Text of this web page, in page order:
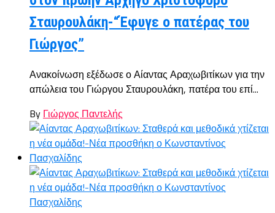
Σταυρουλάκη-“Έφυγε ο πατέρας του
Γιώργος”
Ανακοίνωση εξέδωσε ο Αίαντας Αραχωβιτίκων για την
απώλεια του Γιώργου Σταυρουλάκη, πατέρα του επί...
By Γιώργος Παντελής